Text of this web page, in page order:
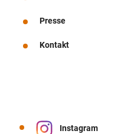
Presse
Kontakt
Instagram